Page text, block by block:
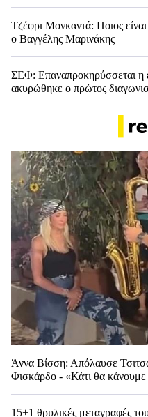
Τζέφρι Μονκαντά: Ποιος
ο Βαγγέλης Μαρινάκης
ΣΕΦ: Επαναπροκηρύσσεται η
ακυρώθηκε ο πρώτος
Άννα Βίσση: Απόλαυσε
Φισκάρδο - «Κάτι θα
15+1 θρυλικές μεταγραφές